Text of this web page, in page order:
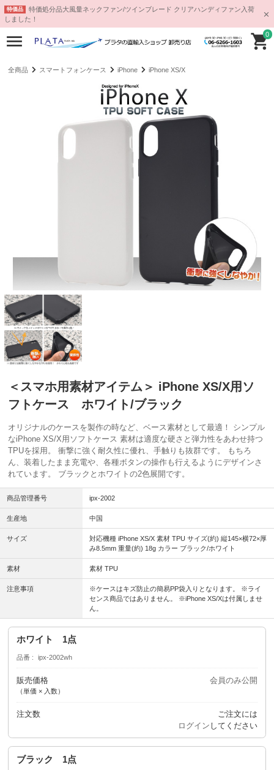
特価品
特価処分品大風量ネックファン/ツインブレード クリアハンディファン入荷
しました！
0
全商品 スマートフォンケース iPhone iPhone XS/X
＜スマホ用素材アイテム＞ iPhone XS/X用ソ
フトケース ホワイト/ブラック
オリジナルのケースを製作の時など、ベース素材として最適！ シンプル
なiPhone XS/X用ソフトケース 素材は適度な硬さと弾力性をあわせ持つ
TPUを採用。 衝撃に強く耐久性に優れ、手触りも抜群です。 もちろ
ん、装着したまま充電や、各種ボタンの操作も行えるようにデザインさ
れています。 ブラックとホワイトの2色展開です。
商品管理番号 ipx-2002
生産地 中国
サイズ
対応機種 iPhone XS/X 素材 TPU サイズ(約) 縦145×横72×厚
み8.5mm 重量(約) 18g カラー ブラック/ホワイト
素材 素材 TPU
注意事項
※ケースはキズ防止の簡易PP袋入りとなります。 ※ライ
センス商品ではありません。 ※iPhone XS/Xは付属しませ
ん。
ホワイト 1点
品番 ipx-2002wh
販売価格
（単価 × 入数）
会員のみ公開
注文数
ご注文には
ログイン してください
ブラック 1点